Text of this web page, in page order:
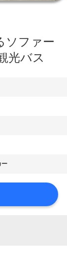
ソファー
光バス
ー